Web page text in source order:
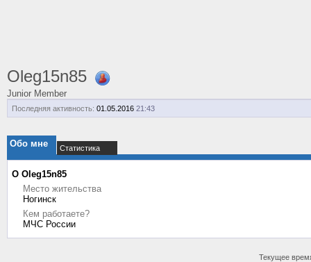
Oleg15n85
Junior Member
Последняя активность: 01.05.2016 21:43
Обо мне Статистика
О Oleg15n85
Место жительства
Ногинск
Кем работаете?
МЧС России
Текущее